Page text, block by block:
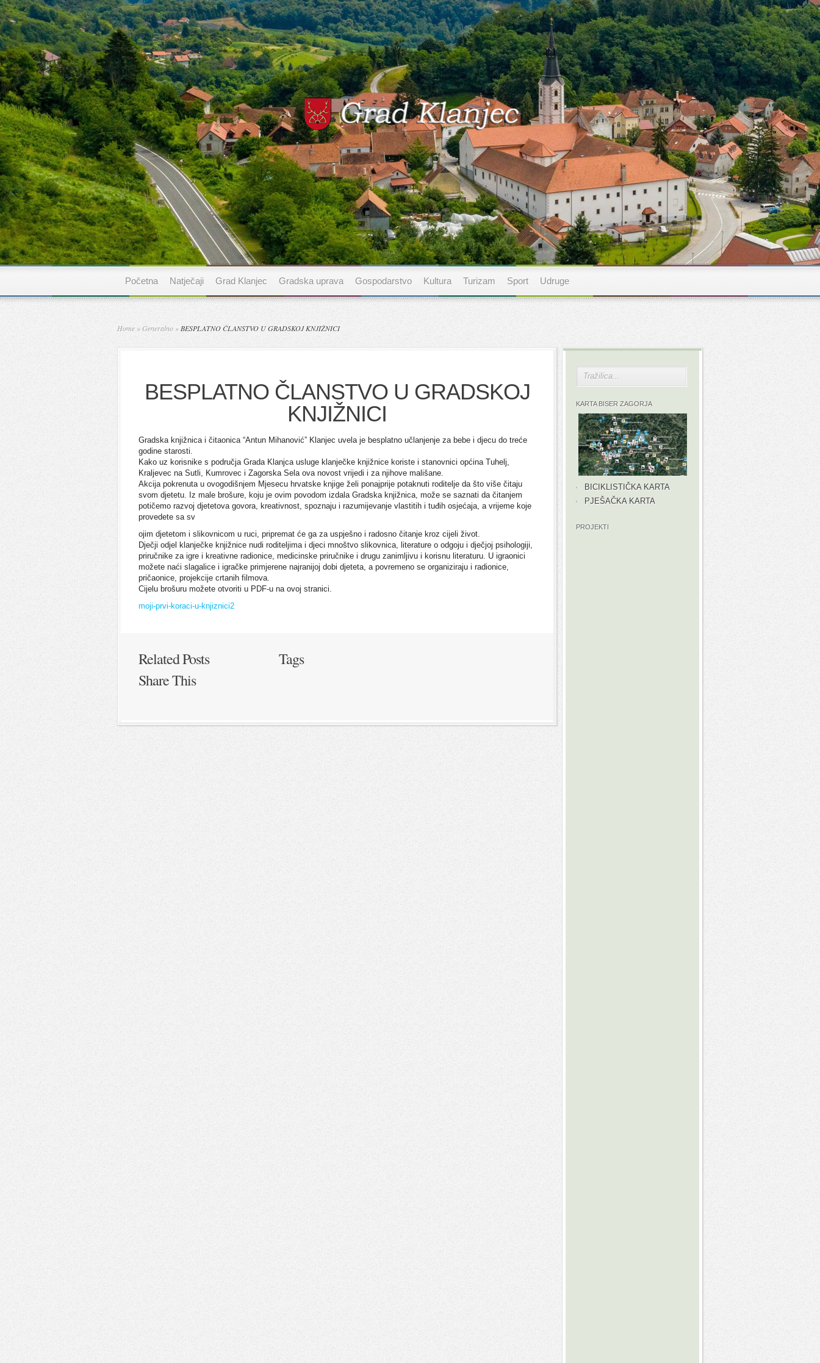
Početna Natječaji Grad Klanjec Gradska uprava Gospodarstvo Kultura Turizam Sport Udruge
Home »Generalno » BESPLATNO ČLANSTVO U GRADSKOJ KNJIŽNICI
BESPLATNO ČLANSTVO U GRADSKOJ
KNJIŽNICI
Gradska knjižnica i čitaonica “Antun Mihanović” Klanjec uvela je besplatno učlanjenje za bebe i djecu do treće
godine starosti.
Kako uz korisnike s područja Grada Klanjca usluge klanječke knjižnice koriste i stanovnici općina Tuhelj,
Kraljevec na Sutli, Kumrovec i Zagorska Sela ova novost vrijedi i za njihove mališane.
Akcija pokrenuta u ovogodišnjem Mjesecu hrvatske knjige želi ponajprije potaknuti roditelje da što više čitaju
svom djetetu. Iz male brošure, koju je ovim povodom izdala Gradska knjižnica, može se saznati da čitanjem
potičemo razvoj djetetova govora, kreativnost, spoznaju i razumijevanje vlastitih i tuđih osjećaja, a vrijeme koje
provedete sa sv
ojim djetetom i slikovnicom u ruci, pripremat će ga za uspješno i radosno čitanje kroz cijeli život.
Dječji odjel klanječke knjižnice nudi roditeljima i djeci mnoštvo slikovnica, literature o odgoju i dječjoj psihologiji,
priručnike za igre i kreativne radionice, medicinske priručnike i drugu zanimljivu i korisnu literaturu. U igraonici
možete naći slagalice i igračke primjerene najranijoj dobi djeteta, a povremeno se organiziraju i radionice,
pričaonice, projekcije crtanih filmova.
Cijelu brošuru možete otvoriti u PDF-u na ovoj stranici.
moji-prvi-koraci-u-knjiznici2
Related Posts
Tags
Share This
KARTA BISER ZAGORJA
BICIKLISTIČKA KARTA
PJEŠAČKA KARTA
PROJEKTI